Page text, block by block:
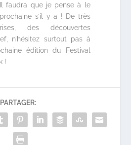
faudra que je pense à le
s’il y a ! De très
des découvertes
n’hésitez surtout pas à
édition du Festival
!
PARTAGER: